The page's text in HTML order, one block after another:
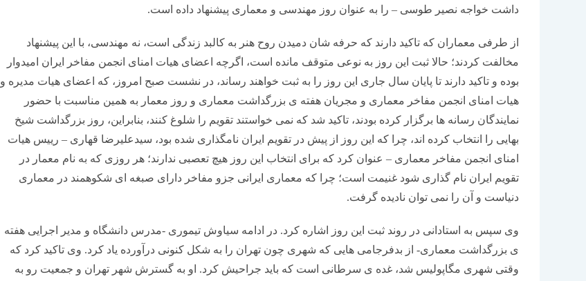
داشت خواجه نصیر طوسی – را به عنوان روز مهندسی و معماری پیشنهاد داده است.
از طرفی معماران که تاکید دارند که حرفه شان دمیدن روح هنر به کالبد زندگی است، نه مهندسی، با این پیشنهاد
مخالفت کردند؛ حالا ثبت این روز به نوعی متوقف مانده است، اگرچه اعضای هیات امنای انجمن مفاخر ایران امیدوار
بوده و تاکید دارند تا پایان سال جاری این روز را به ثبت خواهند رساند، در نشست صبح امروز، که اعضای هیات مدیره و
هیات امنای انجمن مفاخر معماری و مجریان هفته ی بزرگداشت معماری و روز معمار به همین مناسبت با حضور
نمایندگان رسانه ها برگزار کرده بودند، تاکید شد که نمی خواستند تقویم را شلوغ کنند، بنابراین، روز بزرگداشت شیخ
بهایی را انتخاب کرده اند، چرا که این روز از پیش در تقویم ایران نامگذاری شده بود، سیدعلیرضا قهاری – رییس هیات
امنای انجمن مفاخر معماری – عنوان کرد که برای انتخاب این روز هیچ تعصبی ندارند؛ هر روزی که به نام معمار در
تقویم ایران نام گذاری شود غنیمت است؛ چرا که معماری ایرانی جزو مفاخر دارای صبغه ای شکوهمند در معماری
دنیاست و آن را نمی توان نادیده گرفت.
وی سپس به استادانی در روند ثبت این روز اشاره کرد. در ادامه سیاوش تیموری -مدرس دانشگاه و مدیر اجرایی هفته
ی بزرگداشت معماری- از بدفرجامی هایی که شهری چون تهران را به شکل کنونی درآورده یاد کرد. وی تاکید کرد که
وقتی شهری مگاپولیس شد، غده ی سرطانی است که باید جراحیش کرد. او به گسترش شهر تهران و جمعیت رو به